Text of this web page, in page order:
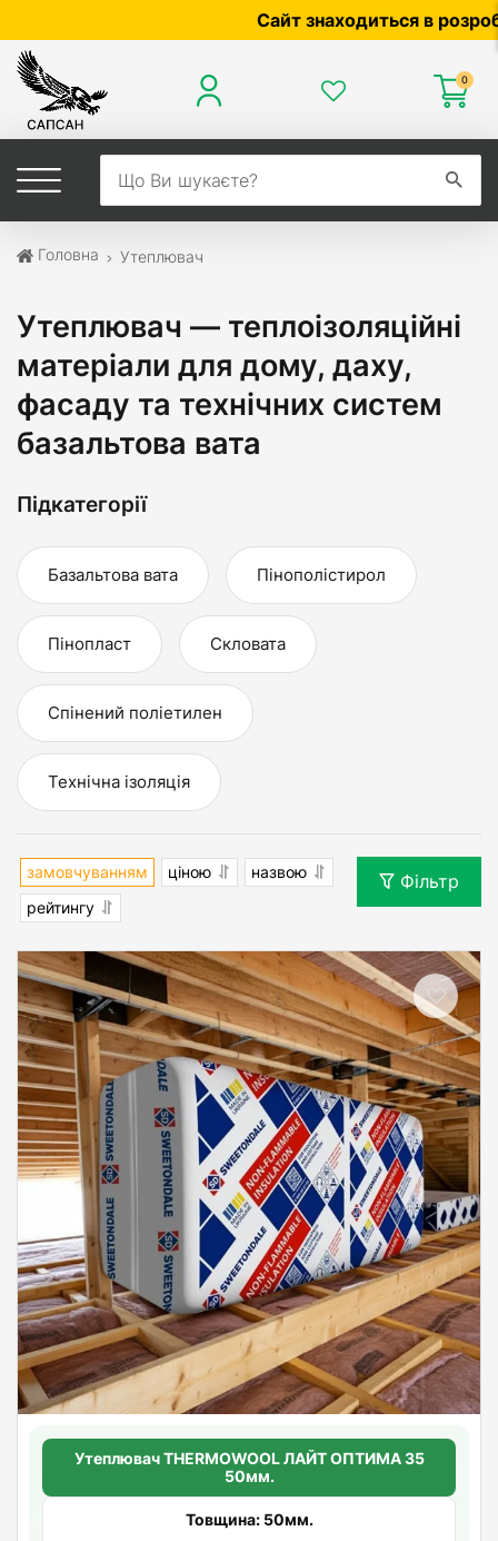
Сайт знаходиться в розробці — по
0
Головна Утеплювач
Утеплювач — теплоізоляційні
матеріали для дому, даху,
фасаду та технічних систем
базальтова вата
Підкатегорії
Базальтова вата Пінополістирол
Пінопласт Скловата
Спінений поліетилен
Технічна ізоляція
замовчуванням ціною
назвою
рейтингу
Фільтр
Утеплювач THERMOWOOL ЛАЙТ ОПТИМА 35
50мм.
Товщина: 50мм.